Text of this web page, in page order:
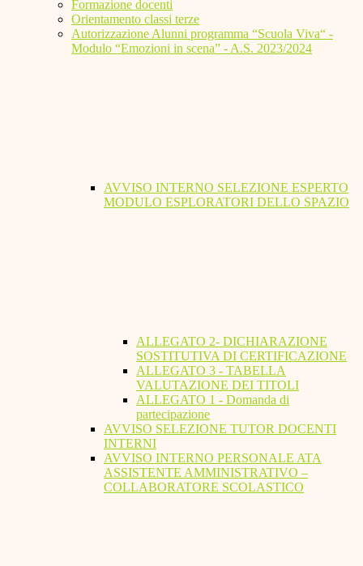
Formazione docenti
Orientamento classi terze
Autorizzazione Alunni programma “Scuola Viva“ -
Modulo “Emozioni in scena” - A.S. 2023/2024
AVVISO INTERNO SELEZIONE ESPERTO
MODULO ESPLORATORI DELLO SPAZIO
ALLEGATO 2- DICHIARAZIONE
SOSTITUTIVA DI CERTIFICAZIONE
ALLEGATO 3 - TABELLA
VALUTAZIONE DEI TITOLI
ALLEGATO 1 - Domanda di
partecipazione
AVVISO SELEZIONE TUTOR DOCENTI
INTERNI
AVVISO INTERNO PERSONALE ATA
ASSISTENTE AMMINISTRATIVO –
COLLABORATORE SCOLASTICO